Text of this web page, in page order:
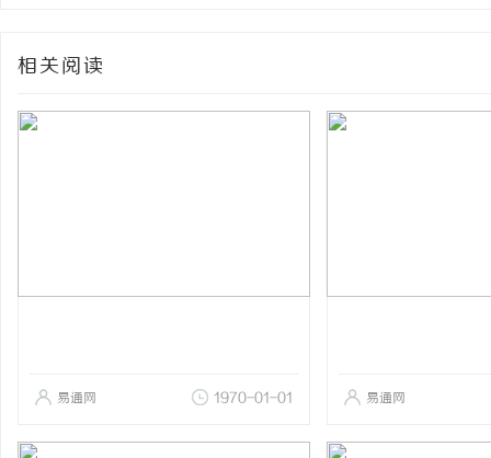
相关阅读
易通网 1970-01-01 易通网